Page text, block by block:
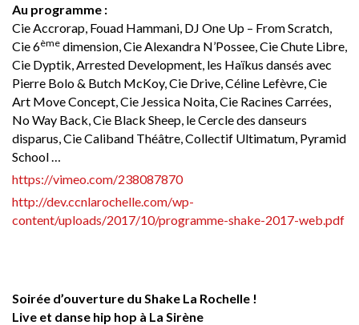
Au programme :
Cie Accrorap, Fouad Hammani, DJ One Up – From Scratch,
Cie 6ème dimension, Cie Alexandra N’Possee, Cie Chute Libre,
Cie Dyptik, Arrested Development, les Haïkus dansés avec
Pierre Bolo & Butch McKoy, Cie Drive, Céline Lefèvre, Cie
Art Move Concept, Cie Jessica Noita, Cie Racines Carrées,
No Way Back, Cie Black Sheep, le Cercle des danseurs
disparus, Cie Caliband Théâtre, Collectif Ultimatum, Pyramid
School …
https://vimeo.com/238087870
http://dev.ccnlarochelle.com/wp-
content/uploads/2017/10/programme-shake-2017-web.pdf
Soirée d’ouverture du Shake La Rochelle !
Live et danse hip hop à La Sirène